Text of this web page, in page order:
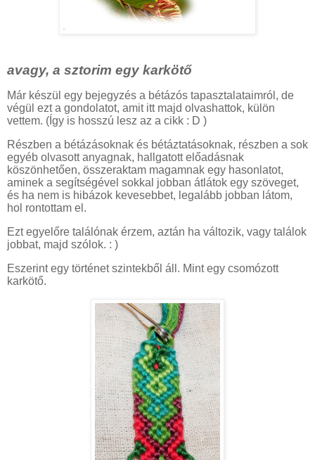
avagy, a sztorim egy karkötő
Már készül egy bejegyzés a bétázós tapasztalataimról, de
végül ezt a gondolatot, amit itt majd olvashattok, külön
vettem. (Így is hosszú lesz az a cikk : D )
Részben a bétázásoknak és bétáztatásoknak, részben a sok
egyéb olvasott anyagnak, hallgatott előadásnak
köszönhetően, összeraktam magamnak egy hasonlatot,
aminek a segítségével sokkal jobban átlátok egy szöveget,
és ha nem is hibázok kevesebbet, legalább jobban látom,
hol rontottam el.
Ezt egyelőre találónak érzem, aztán ha változik, vagy találok
jobbat, majd szólok. : )
Eszerint egy történet szintekből áll. Mint egy csomózott
karkötő.